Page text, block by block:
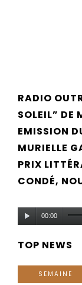
RADIO
SOLEIL” DE
EMISSION
MURIELLE
PRIX
CONDÉ,
Audio
Player
00:00
TOP NEWS
SEMAINE